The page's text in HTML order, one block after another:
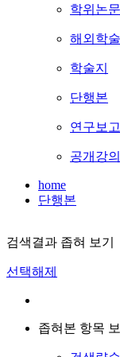
학위논문
해외학
학술지
단행본
연구보
공개강의
home
단행본
검색결과 좁혀 보기
선택해제
좁혀본 항목